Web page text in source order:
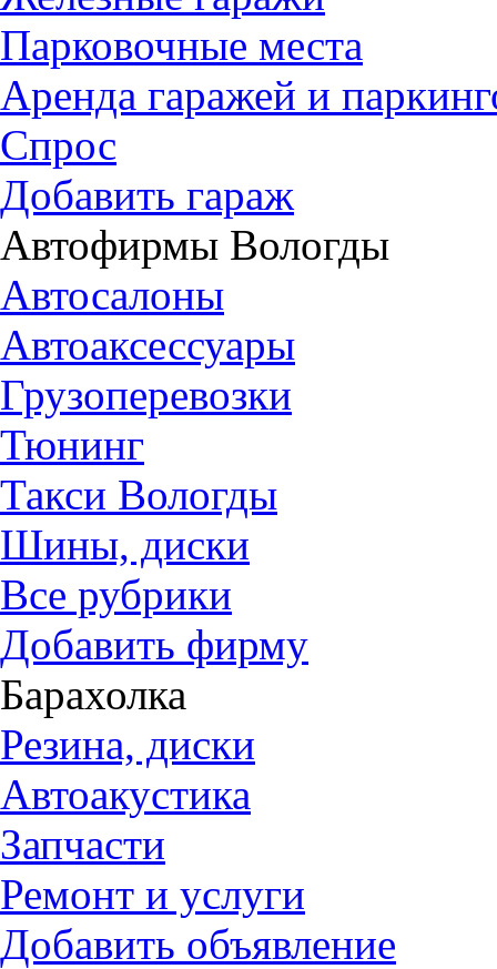
Парковочные места
Аренда гаражей и
Спрос
Добавить гараж
Автофирмы Вологды
Автосалоны
Автоаксессуары
Грузоперевозки
Тюнинг
Такси Вологды
Шины, диски
Все рубрики
Добавить фирму
Барахолка
Резина, диски
Автоакустика
Запчасти
Ремонт и услуги
Добавить объявление